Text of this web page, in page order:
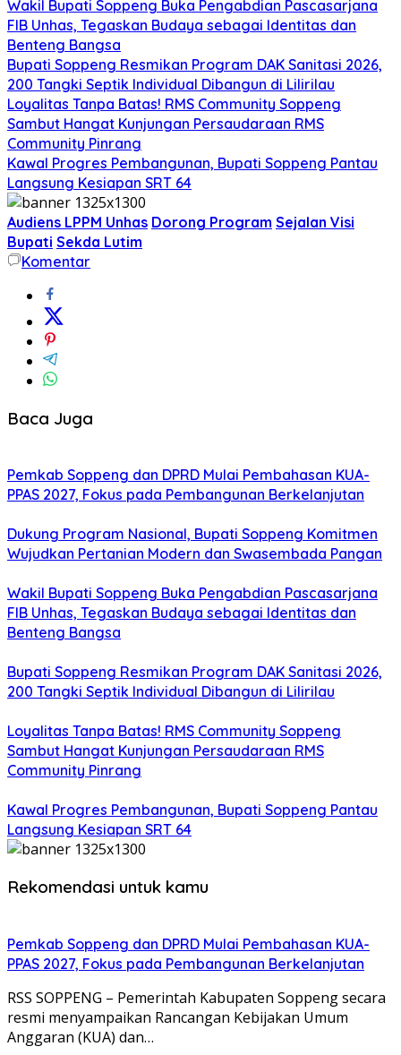
Wakil Bupati Soppeng Buka Pengabdian Pascasarjana
FIB Unhas, Tegaskan Budaya sebagai Identitas dan
Benteng Bangsa
Bupati Soppeng Resmikan Program DAK Sanitasi 2026,
200 Tangki Septik Individual Dibangun di Lilirilau
Loyalitas Tanpa Batas! RMS Community Soppeng
Sambut Hangat Kunjungan Persaudaraan RMS
Community Pinrang
Kawal Progres Pembangunan, Bupati Soppeng Pantau
Langsung Kesiapan SRT 64
Audiens LPPM Unhas Dorong Program Sejalan Visi
Bupati Sekda Lutim
Komentar
Baca Juga
Pemkab Soppeng dan DPRD Mulai Pembahasan KUA-
PPAS 2027, Fokus pada Pembangunan Berkelanjutan
Dukung Program Nasional, Bupati Soppeng Komitmen
Wujudkan Pertanian Modern dan Swasembada Pangan
Wakil Bupati Soppeng Buka Pengabdian Pascasarjana
FIB Unhas, Tegaskan Budaya sebagai Identitas dan
Benteng Bangsa
Bupati Soppeng Resmikan Program DAK Sanitasi 2026,
200 Tangki Septik Individual Dibangun di Lilirilau
Loyalitas Tanpa Batas! RMS Community Soppeng
Sambut Hangat Kunjungan Persaudaraan RMS
Community Pinrang
Kawal Progres Pembangunan, Bupati Soppeng Pantau
Langsung Kesiapan SRT 64
Rekomendasi untuk kamu
Pemkab Soppeng dan DPRD Mulai Pembahasan KUA-
PPAS 2027, Fokus pada Pembangunan Berkelanjutan
RSS SOPPENG – Pemerintah Kabupaten Soppeng secara
resmi menyampaikan Rancangan Kebijakan Umum
Anggaran (KUA) dan…